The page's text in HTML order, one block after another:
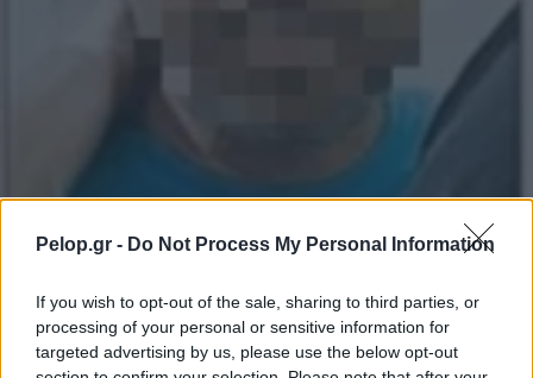
Pelop.gr - Do Not Process My Personal Information
If you wish to opt-out of the sale, sharing to third parties, or
processing of your personal or sensitive information for
targeted advertising by us, please use the below opt-out
Αδίστακτος και αιμοσταγής χαρακτηρίζεται ο
Αιγιώτης «πορτιέρης», η ενοπλη ληστεία κατά
Καλλίτση και χρηματαποστολής των ΕΛΤΑ